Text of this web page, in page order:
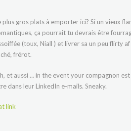
plus gros plats à emporter ici? Si un vieux
ça pourrait tu devrais être
(toux, Niall ) et livrer sa un peu flirty
frérot.
et aussi … in the event your compagnon
dans leur LinkedIn e-mails. Sneaky.
link